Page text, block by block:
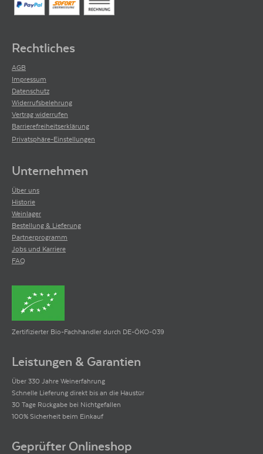
Rechtliches
AGB
Impressum
Datenschutz
Widerrufsbelehrung
Vertrag widerrufen
Barrierefreiheitserklärung
Privatsphäre-Einstellungen
Unternehmen
Über uns
Historie
Weinlager
Bestellung & Lieferung
Partnerprogramm
Jobs und Karriere
FAQ
Zertifizierter Bio-Fachhändler durch DE-ÖKO-039
Leistungen & Garantien
Über 330 Jahre Weinerfahrung
Schnelle Lieferung direkt bis an die Haustür
30 Tage Rückgabe bei Nichtgefallen
100% Sicherheit beim Einkauf
Geprüfter Onlineshop